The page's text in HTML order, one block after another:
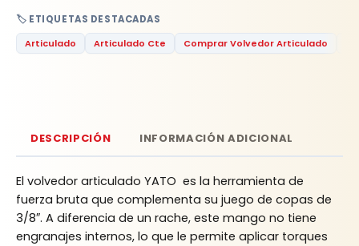
🏷️ ETIQUETAS DESTACADAS
Articulado
Articulado Cte Comprar Volvedor Articulado
DESCRIPCIÓN INFORMACIÓN ADICIONAL
El volvedor articulado YATO es la herramienta de
fuerza bruta que complementa su juego de copas de
3/8″. A diferencia de un rache, este mango no tiene
engranajes internos, lo que le permite aplicar torques